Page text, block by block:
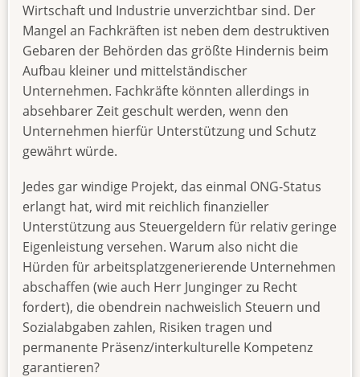
Wirtschaft und Industrie unverzichtbar sind. Der
Mangel an Fachkräften ist neben dem destruktiven
Gebaren der Behörden das größte Hindernis beim
Aufbau kleiner und mittelständischer
Unternehmen. Fachkräfte könnten allerdings in
absehbarer Zeit geschult werden, wenn den
Unternehmen hierfür Unterstützung und Schutz
gewährt würde.
Jedes gar windige Projekt, das einmal ONG-Status
erlangt hat, wird mit reichlich finanzieller
Unterstützung aus Steuergeldern für relativ geringe
Eigenleistung versehen. Warum also nicht die
Hürden für arbeitsplatzgenerierende Unternehmen
abschaffen (wie auch Herr Junginger zu Recht
fordert), die obendrein nachweislich Steuern und
Sozialabgaben zahlen, Risiken tragen und
permanente Präsenz/interkulturelle Kompetenz
garantieren?